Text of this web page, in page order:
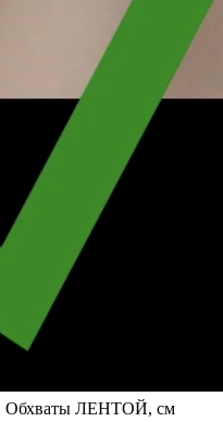
Обхваты ЛЕНТОЙ, см